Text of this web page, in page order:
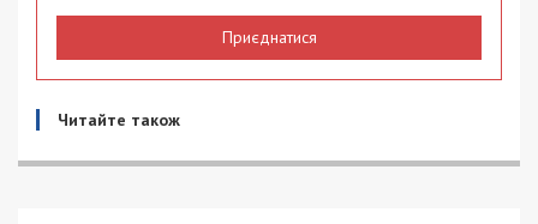
Приєднатися
Читайте також